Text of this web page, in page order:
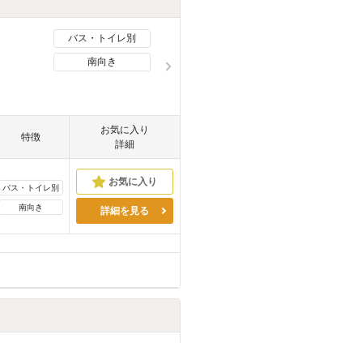
バス・トイレ別
南向き
特徴
お気に入り
詳細
バス・トイレ別
南向き 詳細を見る